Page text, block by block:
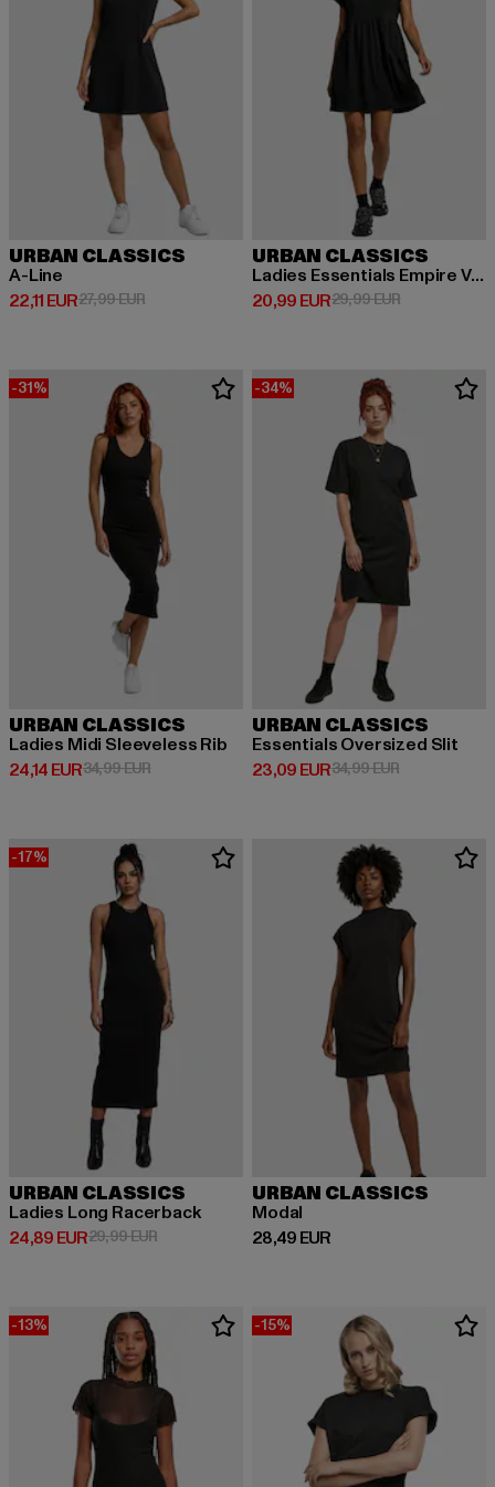
URBAN CLASSICS
A-Line
22,11 EUR
Derzeitiger Preis: 22,11 EUR
27,99 EURAktionspreis: 27,99 EUR
URBAN CLASSICS
Ladies Essentials Empire Valance
20,99 EUR
Derzeitiger Preis: 20,99 EUR
29,99 EURAktionspreis:
-31%
URBAN CLASSICS
Ladies Midi Sleeveless Rib
24,14 EUR
Derzeitiger Preis: 24,14 EUR
34,99 EURAktionspreis: 34,99 EUR
-34%
URBAN CLASSICS
Essentials Oversized Slit
23,09 EUR
Derzeitiger Preis: 23,09 EUR
34,99 EURAktionspreis:
-17%
URBAN CLASSICS
Ladies Long Racerback
24,89 EUR
Derzeitiger Preis: 24,89 EUR
29,99 EURAktionspreis: 29,99 EUR
URBAN CLASSICS
Modal
28,49 EUR
Derzeitiger Preis: 28,49 EUR
-13% -15%